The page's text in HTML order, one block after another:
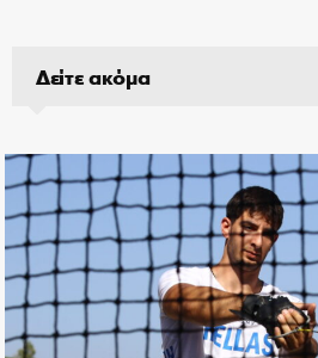
Δείτε ακόμα